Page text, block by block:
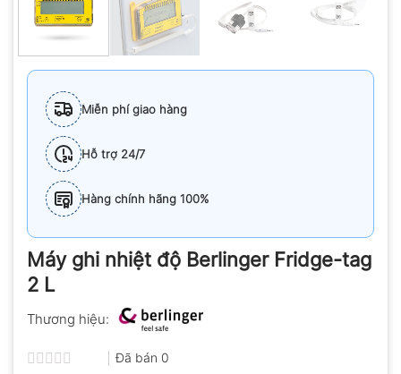
Miễn phí giao hàng
Hỗ trợ 24/7
Hàng chính hãng 100%
Máy ghi nhiệt độ Berlinger Fridge-tag
2 L
Thương hiệu:
Đã bán 0